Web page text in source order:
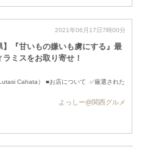
2021年06月17日7時00分
】『甘いもの嫌いも虜にする』最
ラミスをお取り寄せ！
Cahata） ■お店について ✅厳選された
よっしー@関西グルメ